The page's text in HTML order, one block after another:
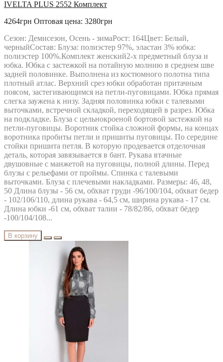
IVELTA PLUS 2552 Комплект
4264грн Оптовая цена: 3280грн
Сезон: Демисезон, Осень - зимаРост: 164Цвет: Белый,
черныйСостав: Блуза: полиэстер 97%, эластан 3% юбка:
полиэстер 100%.Комплект женский2-х предметный блуза и
юбка. Юбка с застежкой на потайную молнию в среднем шве
задней половинке. Выполнена из костюмного полотна типа
плотный атлас. Верхний срез юбки обработан притачным
поясом, застегивающимся на петли-пуговицами. Юбка прямая
слегка заужена к низу. Задняя половинка юбки с талевыми
выточками, встречной складкой, переходящей в разрез. Юбка
на подкладке. Блуза с цельнокроеной бортовой застежкой на
петли-пуговицы. Воротник стойка сложной формы, на концах
воротника пробиты петли и пришиты пуговицы. По середине
стойки пришита петля. В которую продевается отделочная
деталь, которая завязывается в бант. Рукава втачные
двушовные с манжетой на пуговицы, полной длины. Перед
блузы с рельефами от проймы. Спинка с талевыми
выточками. Блуза с плечевыми накладками. Размеры: 46, 48,
50 Длина блузы - 56 см, обхват груди -96/100/104, обхват бедер
- 102/106/110, длина рукава - 64,5 см, ширина рукава - 17 см.
Длина юбки -61 см, обхват талии - 78/82/86, обхват бёдер
-100/104/108...
В корзину